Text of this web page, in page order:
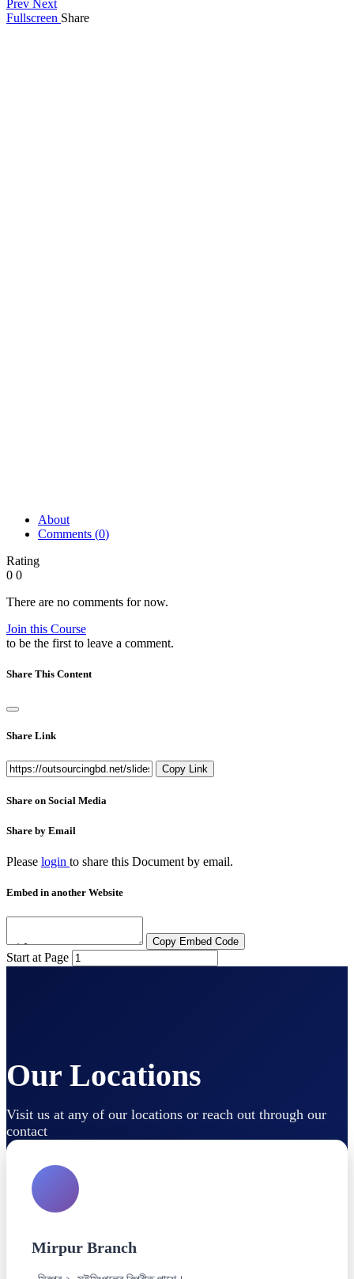
Prev Next
Fullscreen Share
About
Comments (0)
Rating
0 0
There are no comments for now.
Join this Course
to be the first to leave a comment.
Share This Content
Share Link
Copy Link
Share on Social Media
Share by Email
Please login to share this Document by email.
Embed in another Website
Copy Embed Code
Start at Page
Our Locations
Visit us at any of our locations or reach out through our
contact
Mirpur Branch